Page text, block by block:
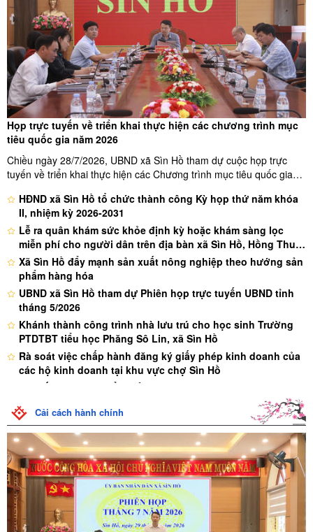
Họp trực tuyến về triển khai thực hiện các chương trình mục
tiêu quốc gia năm 2026
Chiều ngày 28/7/2026, UBND xã Sìn Hồ tham dự cuộc họp trực
tuyến về triển khai thực hiện các Chương trình mục tiêu quốc gia
đồng chí Vừ A Tiến - Tỉnh ủy viên, Bí thư đảng ủy xã, đồng chí ...
HĐND xã Sìn Hồ tổ chức thành công Kỳ họp thứ năm khóa
II, nhiệm kỳ 2026-2031
Lễ ra quân khám sức khỏe định kỳ hoặc khám sàng lọc
miễn phí cho người dân trên địa bàn xã Sìn Hồ, Hồng Thu,
Tủa Sín Chải đợt 1 năm 2026
Xã Sìn Hồ đẩy mạnh sản xuất nông nghiệp theo hướng sản
phẩm hàng hóa
UBND xã Sìn Hồ tham dự Phiên họp trực tuyến UBND tỉnh
tháng 5/2026
Khánh thành công trình nhà lưu trú cho học sinh Trường
PTDTBT tiểu học Phăng Sô Lin, xã Sìn Hồ
Rà soát việc chấp hành đăng ký giấy phép kinh doanh của
các hộ kinh doanh tại khu vực chợ Sìn Hồ
Chi tiết nội dung thể lệ bầu cử
Quy định về phiếu bầu cử
Nội quy phòng bỏ phiếu bầu cử
XÃ SÌN HỒ SẴN SÀNG CHO NGÀY HỘI NON SÔNG
TỔ CÔNG TÁC CỦA UBND XÃ SÌN HỒ KIỂM TRA VIỆC SỬ
DỤNG ĐẤT ĐÚNG MỤC ĐÍCH TRÊN ĐỊA BÀN XÃ
Cải cách hành chính